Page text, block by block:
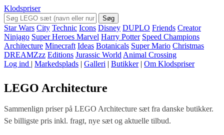
Klodspriser
Søg
Star Wars City Technic Icons Disney DUPLO Friends Creator
Ninjago Super Heroes Marvel Harry Potter Speed Champions
Architecture Minecraft Ideas Botanicals Super Mario Christmas
DREAMZzz Editions Jurassic World Animal Crossing
Log ind | Markedsplads | Galleri | Butikker | Om Klodspriser
LEGO Architecture
Sammenlign priser på LEGO Architecture sæt fra danske butikker.
Se billigste pris inkl. fragt, nye sæt og aktuelle tilbud.